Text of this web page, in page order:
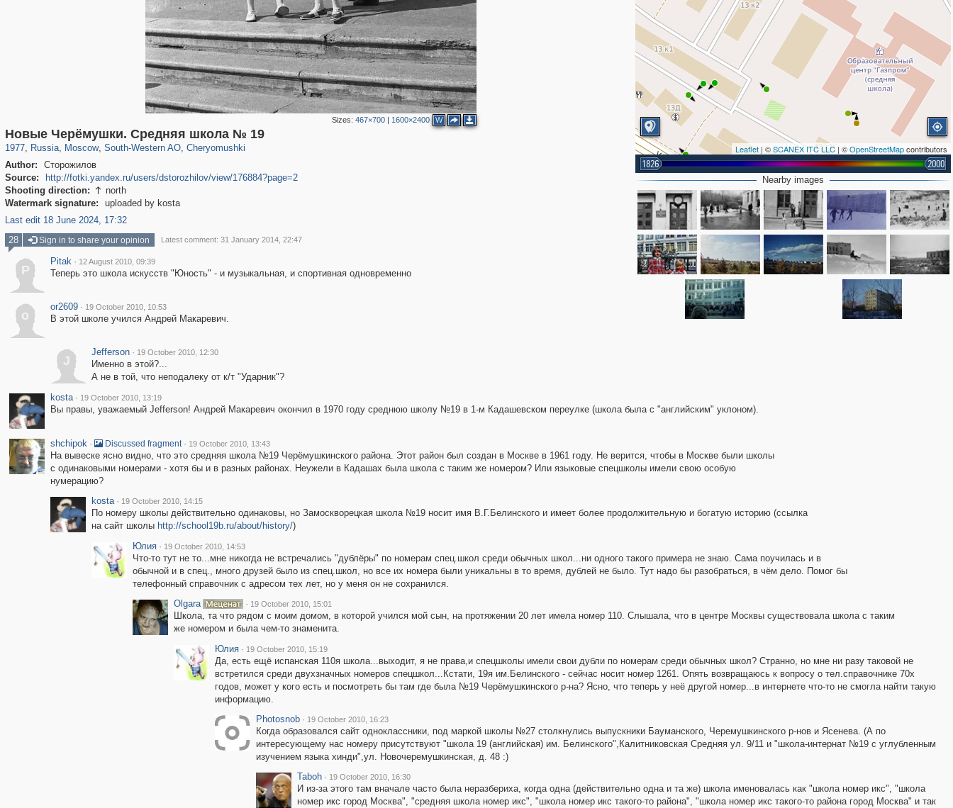
Sizes:467×700 | 1600×2400 W
Новые Черёмушки. Средняя школа № 19
1977, Russia
1,406,034 29,243
, Moscow
319,724 8,286
, South-Western AO
12,410 76
, Cheryomushki
999 8
Author:
Сторожилов
Source:
http://fotki.yandex.ru/users/dstorozhilov/view/176884?page=2
Shooting direction:  north
Watermark signature:
uploaded by kosta
Last edit 18 June 2024, 17:32
Leaflet | ©SCANEX ITC LLC | ©OpenStreetMapcontributors
1826 2000
Nearby images
28 Sign in to share your opinion Latest comment: 31 January 2014, 22:47
P
Pitak · 12 August 2010, 09:39
Теперь это школа искусств "Юность" - и музыкальная, и спортивная одновременно
o
or2609 · 19 October 2010, 10:53
В этой школе учился Андрей Макаревич.
J
Jefferson · 19 October 2010, 12:30
Именно в этой?...
А не в той, что неподалеку от к/т "Ударник"?
kosta · 19 October 2010, 13:19
Вы правы, уважаемый Jefferson! Андрей Макаревич окончил в 1970 году среднюю школу №19 в 1-м Кадашевском переулке (школа была с "английским" уклоном).
shchipok · Discussed fragment · 19 October 2010, 13:43
На вывеске ясно видно, что это средняя школа №19 Черёмушкинского района. Этот район был создан в Москве в 1961 году. Не верится, чтобы в Москве были школы
с одинаковыми номерами - хотя бы и в разных районах. Неужели в Кадашах была школа с таким же номером? Или языковые спецшколы имели свою особую
нумерацию?
kosta · 19 October 2010, 14:15
По номеру школы действительно одинаковы, но Замоскворецкая школа №19 носит имя В.Г.Белинского и имеет более продолжительную и богатую историю (ссылка
на сайт школы http://school19b.ru/about/history/)
Юлия · 19 October 2010, 14:53
Что-то тут не то...мне никогда не встречались "дублёры" по номерам спец.школ среди обычных школ...ни одного такого примера не знаю. Сама поучилась и в
обычной и в спец., много друзей было из спец.школ, но все их номера были уникальны в то время, дублей не было. Тут надо бы разобраться, в чём дело. Помог бы
телефонный справочник с адресом тех лет, но у меня он не сохранился.
Olgara
· 19 October 2010, 15:01
Школа, та что рядом с моим домом, в которой учился мой сын, на протяжении 20 лет имела номер 110. Слышала, что в центре Москвы существовала школа с таким
же номером и была чем-то знаменита.
Юлия · 19 October 2010, 15:19
Да, есть ещё испанская 110я школа...выходит, я не права,и спецшколы имели свои дубли по номерам среди обычных школ? Странно, но мне ни разу таковой не
встретился среди двухзначных номеров спецшкол...Кстати, 19я им.Белинского - сейчас носит номер 1261. Опять возвращаюсь к вопросу о тел.справочнике 70х
годов, может у кого есть и посмотреть бы там где была №19 Черёмушкинского р-на? Ясно, что теперь у неё другой номер...в интернете что-то не смогла найти такую
информацию.
Photosnob · 19 October 2010, 16:23
Когда образовался сайт одноклассники, под маркой школы №27 столкнулись выпускники Бауманского, Черемушкинского р-нов и Ясенева. (А по
интересующему нас номеру присутствуют "школа 19 (английская) им. Белинского",Калитниковская Средняя ул. 9/11 и "школа-интернат №19 с углубленным
изучением языка хинди",ул. Новочеремушкинская, д. 48 :)
Taboh · 19 October 2010, 16:30
И из-за этого там вначале часто была неразбериха, когда одна (действительно одна и та же) школа именовалась как "школа номер икс", "школа
номер икс город Москва", "средняя школа номер икс", "школа номер икс такого-то района", "школа номер икс такого-то района город Москва" и так